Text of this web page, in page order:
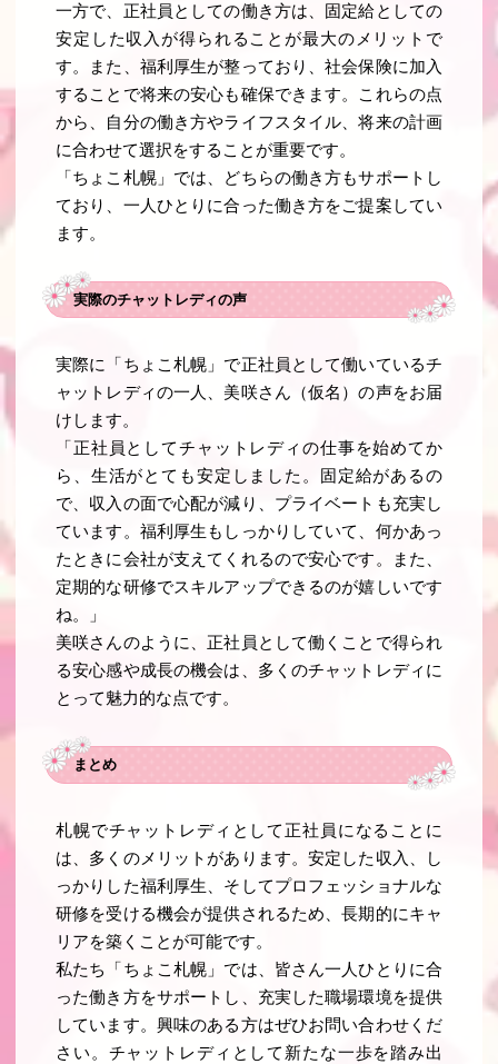
一方で、正社員としての働き方は、固定給としての
安定した収入が得られることが最大のメリットで
す。また、福利厚生が整っており、社会保険に加入
することで将来の安心も確保できます。これらの点
から、自分の働き方やライフスタイル、将来の計画
に合わせて選択をすることが重要です。
「ちょこ札幌」では、どちらの働き方もサポートし
ており、一人ひとりに合った働き方をご提案してい
ます。
実際のチャットレディの声
実際に「ちょこ札幌」で正社員として働いているチ
ャットレディの一人、美咲さん（仮名）の声をお届
けします。
「正社員としてチャットレディの仕事を始めてか
ら、生活がとても安定しました。固定給があるの
で、収入の面で心配が減り、プライベートも充実し
ています。福利厚生もしっかりしていて、何かあっ
たときに会社が支えてくれるので安心です。また、
定期的な研修でスキルアップできるのが嬉しいです
ね。」
美咲さんのように、正社員として働くことで得られ
る安心感や成長の機会は、多くのチャットレディに
とって魅力的な点です。
まとめ
札幌でチャットレディとして正社員になることに
は、多くのメリットがあります。安定した収入、し
っかりした福利厚生、そしてプロフェッショナルな
研修を受ける機会が提供されるため、長期的にキャ
リアを築くことが可能です。
私たち「ちょこ札幌」では、皆さん一人ひとりに合
った働き方をサポートし、充実した職場環境を提供
しています。興味のある方はぜひお問い合わせくだ
さい。チャットレディとして新たな一歩を踏み出